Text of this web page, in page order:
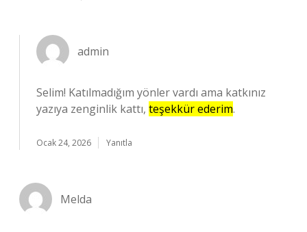
admin
Selim! Katılmadığım yönler vardı ama katkınız
yazıya zenginlik kattı, teşekkür ederim.
Ocak 24, 2026 Yanıtla
Melda